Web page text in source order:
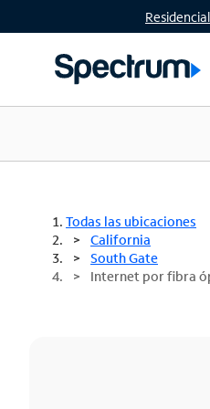
Residencial
Todas las ubicaciones
California
South Gate
Internet por fibra